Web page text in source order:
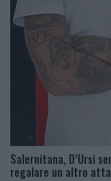
Salernitana, D’Ursi
regalare un altro